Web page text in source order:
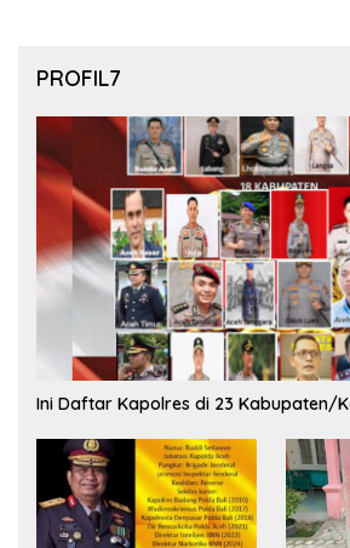
PROFIL7
Ini Daftar Kapolres di 23 Kabupaten/